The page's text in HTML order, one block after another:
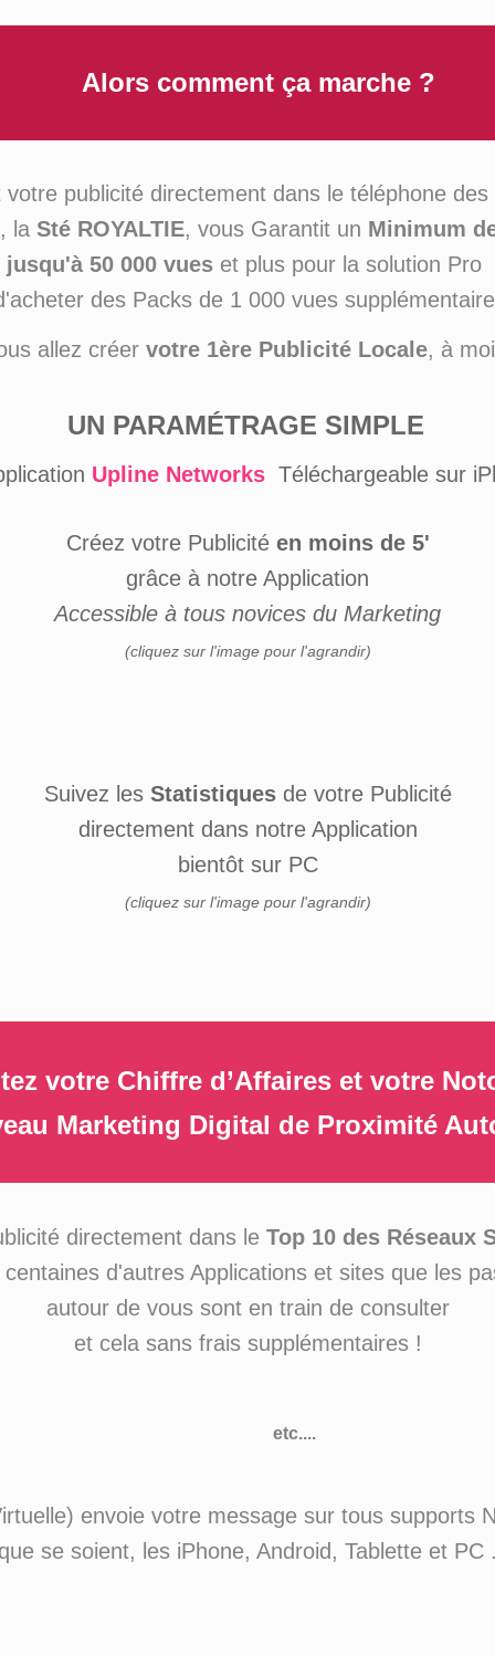
Alors comment ça marche ?
publicité directement dans le téléphone
la Sté ROYALTIE, vous Garantit un Minimum
jusqu'à 50 000 vues et plus pour la solution Pro
des Packs de 1 000 vues
allez créer votre 1ère Publicité Locale, à
UN PARAMÉTRAGE SIMPLE
Upline Networks Téléchargeable sur
Créez votre Publicité en moins de 5'
grâce à notre Application
Accessible à tous novices du Marketing
(cliquez sur l'image pour l'agrandir)
Suivez les Statistiquesde votre Publicité
directement dans notre Application
bientôt sur PC
(cliquez sur l'image pour l'agrandir)
votre Chiffre d’Affaires et votre
Marketing Digital de Proximité
directement dans le Top 10 des Réseaux
d'autres Applications et sites que les
autour de vous sont en train de consulter
et cela sans frais supplémentaires !
etc....
envoie votre message sur tous supports
se soient, les iPhone, Android, Tablette et PC